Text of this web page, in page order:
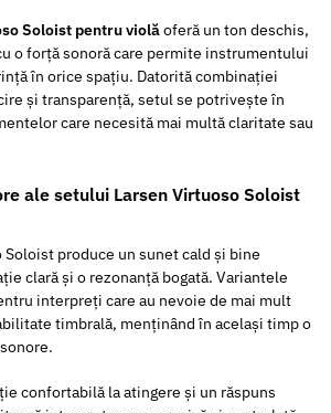
Soloist pentru violăoferă un ton deschis,
o forță sonoră care permite instrumentului
în orice spațiu. Datorită combinației
și transparență, setul se potrivește în
care necesită mai multă claritate sau
ale setului Larsen Virtuoso Soloist
produce un sunet cald și bine
clară și o rezonanță bogată. Variantele
interpreți care au nevoie de mai mult
timbrală, menținând în același timp o
confortabilă la atingere și un răspuns